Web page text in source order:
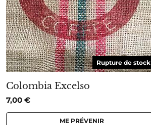
Rupture de stock
Colombia Excelso
7,00 €
ME PRÉVENIR